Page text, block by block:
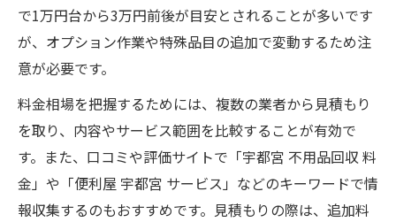
で1万円台から3万円前後が目安とされることが多いです
が、オプション作業や特殊品目の追加で変動するため注
意が必要です。
料金相場を把握するためには、複数の業者から見積もり
を取り、内容やサービス範囲を比較することが有効で
す。また、口コミや評価サイトで「宇都宮 不用品回収 料
金」や「便利屋 宇都宮 サービス」などのキーワードで情
報収集するのもおすすめです。見積もりの際は、追加料